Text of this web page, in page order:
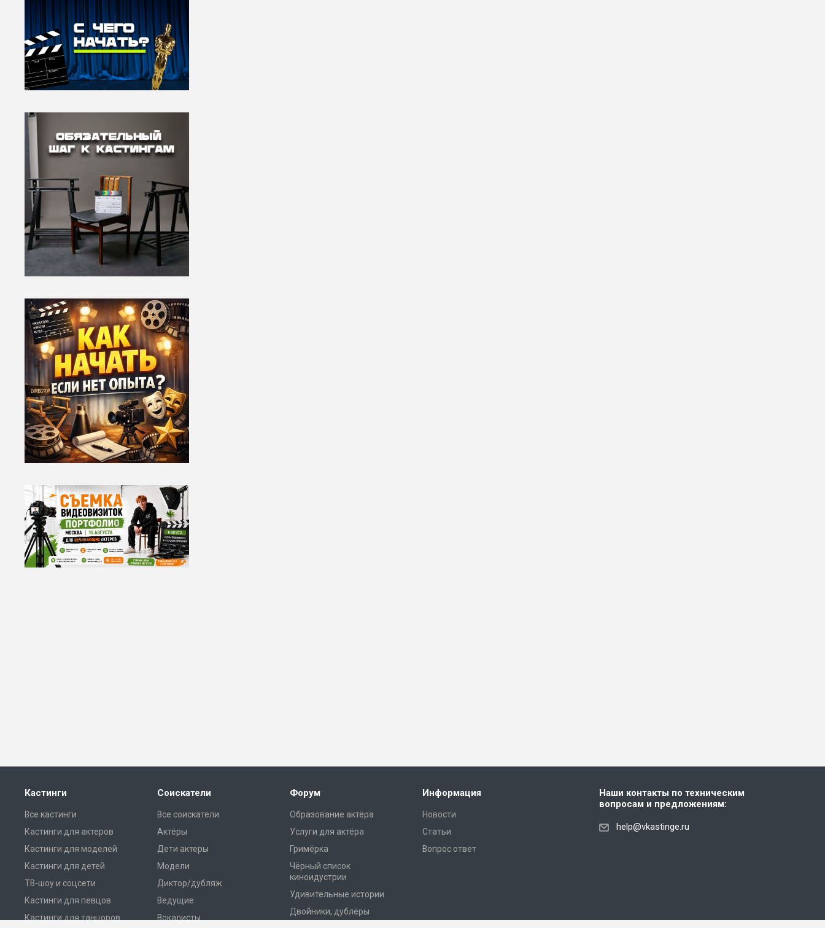
Кастинги
Все кастинги
Кастинги для актеров
Кастинги для моделей
Кастинги для детей
ТВ-шоу и соцсети
Кастинги для певцов
Кастинги для танцоров
Соискатели
Все соискатели
Актёры
Дети актеры
Модели
Диктор/дубляж
Ведущие
Вокалисты
Форум
Образование актёра
Услуги для актёра
Гримёрка
Чёрный список
киноидустрии
Удивительные истории
Двойники, дублёры
Информация
Новости
Статьи
Вопрос ответ
Наши контакты по техническим
вопросам и предложениям:
help@vkastinge.ru